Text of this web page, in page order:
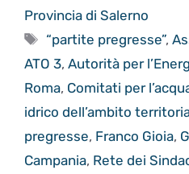
Provincia di Salerno
Tag
“partite pregresse”,
ATO 3, Autorità per
Roma, Comitati per
idrico dell’ambito
pregresse, Franco Gioia,
Campania, Rete dei